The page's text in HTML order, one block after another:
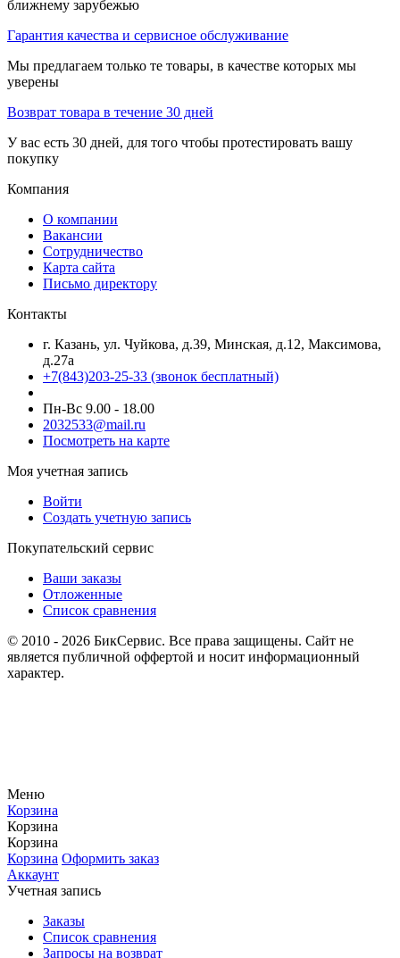
ближнему зарубежью
Гарантия качества и сервисное обслуживание
Мы предлагаем только те товары, в качестве которых мы
уверены
Возврат товара в течение 30 дней
У вас есть 30 дней, для того чтобы протестировать вашу
покупку
Компания
О компании
Вакансии
Сотрудничество
Карта сайта
Письмо директору
Контакты
г. Казань, ул. Чуйкова, д.39, Минская, д.12, Максимова,
д.27а
+7(843)203-25-33 (звонок бесплатный)
Пн-Вс 9.00 - 18.00
2032533@mail.ru
Посмотреть на карте
Моя учетная запись
Войти
Создать учетную запись
Покупательский сервис
Ваши заказы
Отложенные
Список сравнения
© 2010 - 2026 БикСервис. Все права защищены. Сайт не
является публичной оффертой и носит информационный
характер.
Меню
Корзина
Корзина
Корзина
Корзина Оформить заказ
Аккаунт
Учетная запись
Заказы
Список сравнения
Запросы на возврат